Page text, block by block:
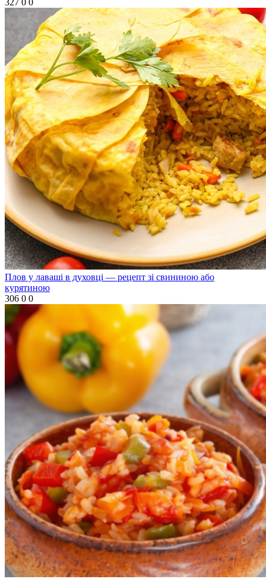
327 0 0
Плов у лаваші в духовці — рецепт зі свининою або
курятиною
306 0 0